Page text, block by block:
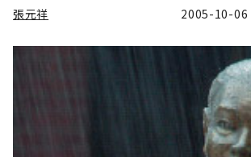
張元祥 2005-10-06